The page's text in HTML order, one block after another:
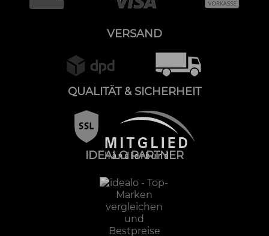
VERSAND
QUALITÄT & SICHERHEIT
IDEALO PARTNER